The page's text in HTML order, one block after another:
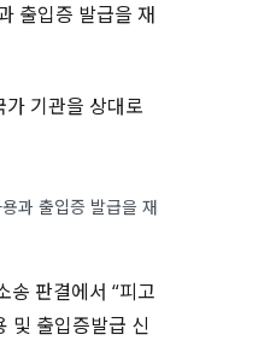
출입증 발급을 재
기관을 상대로
과 출입증 발급을 재
송 판결에서 “피고
및 출입증발급 신